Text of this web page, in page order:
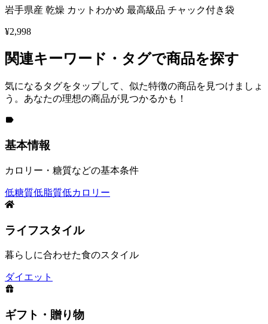
岩手県産 乾燥 カットわかめ 最高級品 チャック付き袋
¥2,998
関連キーワード・タグで商品を探す
気になるタグをタップして、似た特徴の商品を見つけましょ
う。あなたの理想の商品が見つかるかも！
基本情報
カロリー・糖質などの基本条件
低糖質低脂質低カロリー
ライフスタイル
暮らしに合わせた食のスタイル
ダイエット
ギフト・贈り物